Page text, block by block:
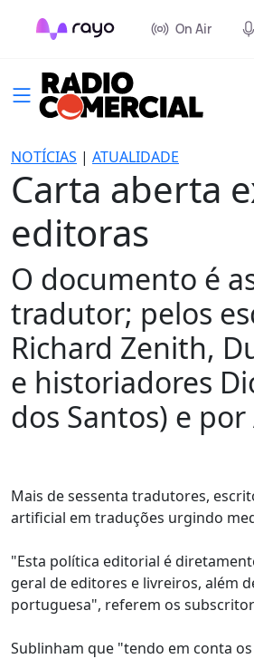
On Air
NOTÍCIAS | ATUALIDADE
Carta aberta
editoras
O documento é
tradutor; pelos
Richard Zenith,
e historiadores
dos Santos) e
Mais de sessenta tradutores,
artificial em traduções urgindo
"Esta política editorial é
geral de editores e livreiros, além
portuguesa", referem os
Sublinham que "tendo em conta